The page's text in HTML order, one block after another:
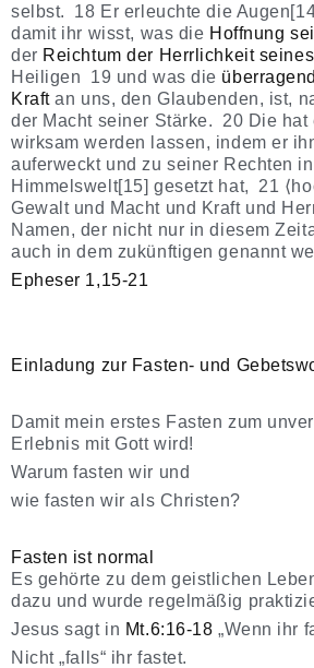
selbst. 18 Er erleuchte die
damit ihr wisst, was die Hoffnung
der Reichtum der Herrlichkeit
Heiligen 19 und was die
Kraftan uns, den Glaubenden, ist,
der Macht seiner Stärke. 20 Die hat
wirksam werden lassen, indem er
auferweckt und zu seiner Rechten
Himmelswelt[15] gesetzt hat, 21
Gewalt und Macht und Kraft und
Namen, der nicht nur in diesem
auch in dem zukünftigen genannt
Epheser 1,15-21
Einladung zur Fasten- und
Damit mein erstes Fasten zum
Erlebnis mit Gott wird!
Warum fasten wir und
wie fasten wir als Christen?
Fasten ist normal
Es gehörte zu dem geistlichen
dazu und wurde regelmäßig
Jesus sagt in Mt.6:16-18 „Wenn ihr
Nicht „falls“ ihr fastet.